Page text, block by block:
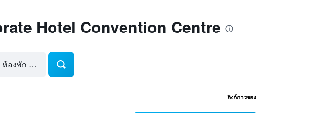
Hotel Convention Centre
องพัก 1 ห้อง
ลิงก์การจอง